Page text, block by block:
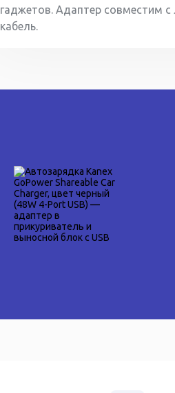
гаджетов. Адаптер совместим
кабель.